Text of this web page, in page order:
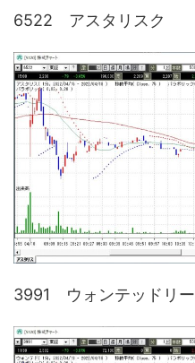
6522 アスタリスク
3991 ウォンテッドリー